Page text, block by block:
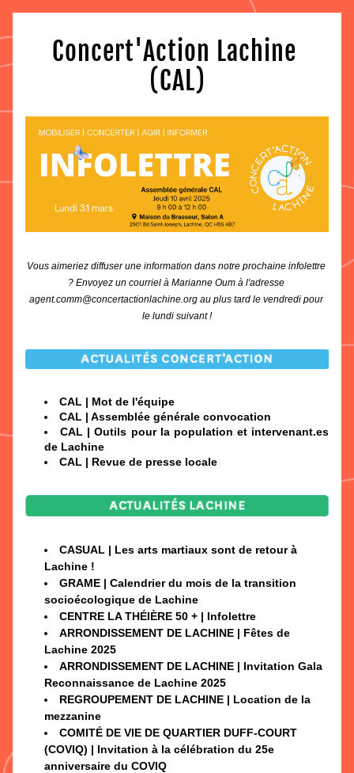
Concert'Action Lachine
(CAL)
Vous aimeriez diffuser une information dans notre prochaine infolettre
? Envoyez un courriel à Marianne Oum à l'adresse
agent.comm@concertactionlachine.org au plus tard le vendredi pour
le lundi suivant !
CAL | Mot de l'équipe
CAL | Assemblée générale convocation
CAL | Outils pour la population et intervenant.es
de Lachine
CAL | Revue de presse locale
CASUAL | Les arts martiaux sont de retour à
Lachine !
GRAME | Calendrier du mois de la transition
socioécologique de Lachine
CENTRE LA THÉIÈRE 50 + | Infolettre
ARRONDISSEMENT DE LACHINE | Fêtes de
Lachine 2025
ARRONDISSEMENT DE LACHINE | Invitation Gala
Reconnaissance de Lachine 2025
REGROUPEMENT DE LACHINE | Location de la
mezzanine
COMITÉ DE VIE DE QUARTIER DUFF-COURT
(COVIQ) | Invitation à la célébration du 25e
anniversaire du COVIQ